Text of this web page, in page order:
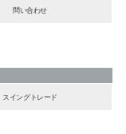
問い合わせ
スイングトレード